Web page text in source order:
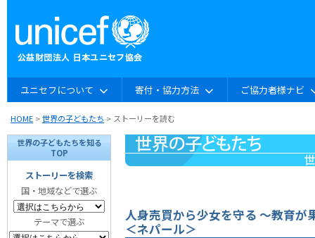
ユニセフについて 寄付・協力方法 ご協力者様ナビ
HOME >世界の子どもたち > ストーリーを読む
世界の子どもたちを知る
TOP
ストーリーを検索
国・地域などで選ぶ
テーマで選ぶ
人身売買から少女を守る 〜教育が
＜ネパール＞